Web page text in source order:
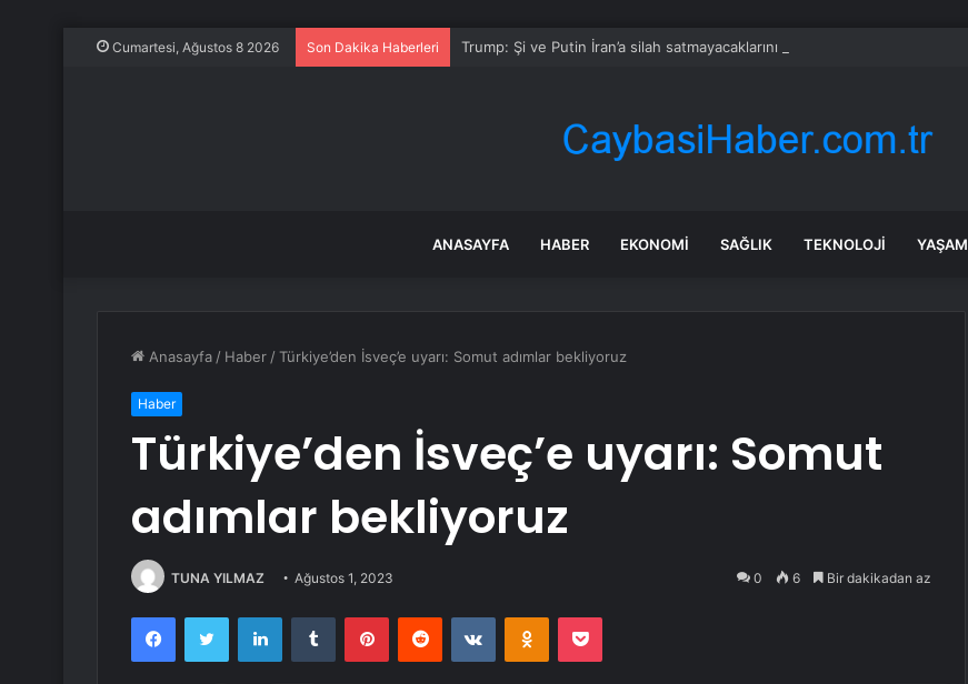
Cumartesi, Ağustos 8 2026 Son Dakika Haberleri Trump: Şi ve Putin İran’a silah satmayacaklarını söyledi
ANASAYFA HABER EKONOMI SAĞLIK TEKNOLOJI YAŞAM
Anasayfa / Haber /Türkiye’den İsveç’e uyarı: Somut adımlar bekliyoruz
Haber
Türkiye’den İsveç’e uyarı: Somut
adımlar bekliyoruz
TUNA YILMAZ Ağustos 1, 2023 0 6 Bir dakikadan az
FacebookTwitter LinkedInTumblr PinterestReddit VKontakteOdnoklassniki
Pocket